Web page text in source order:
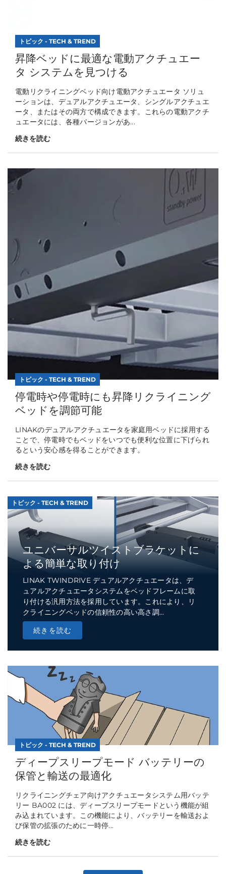
トピック - TECH & TREND
昇降ベッドに最適な電動アクチュエー
タ システムを見つける
電動リクライニングベッド向け電動アクチュエータ ソリュ
ーションは、デュアルアクチュエータ、シングルアクチュエ
ータ、またはその両方で構成できます。これらの電動アクチ
ュエータには、各種バージョンがあ...
続きを読む
トピック - TECH & TREND
停電時や停電時にも昇降リクライニング
ベッドを調節可能
LINAKのデュアルアクチュエータを家庭用ベッドに採用する
ことで、停電時でもベッドをいつでも便利な位置に下げられ
るという安心感を得ることができます。
続きを読む
トピック - TECH & TREND
ユニバーサルツイストブラケットに
よる簡単な取り付け
LINAK TWINDRIVE デュアルアクチュエータは、デ
ュアルアクチュエータシステムをベッドフレームに取
り付ける汎用方法を採用しています。これにより、リ
クライニングベッドの信頼性の高い高さ調...
続きを読む
トピック - TECH & TREND
ディープスリープモード バッテリーの
保管と輸送の最適化
リクライニングチェア向けアクチュエータシステム用バッテ
リー BA002 には、ディープスリープモードという機能が組
み込まれています。この機能により、バッテリーを輸送およ
び保管の拡張のために一時停...
続きを読む